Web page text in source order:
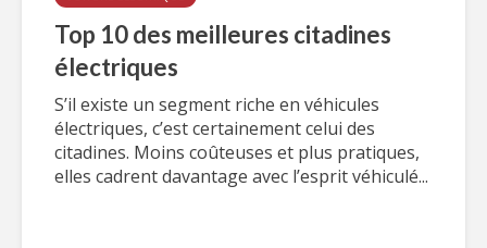
Top 10 des meilleures citadines
électriques
S’il existe un segment riche en véhicules
électriques, c’est certainement celui des
citadines. Moins coûteuses et plus pratiques,
elles cadrent davantage avec l’esprit véhiculé...